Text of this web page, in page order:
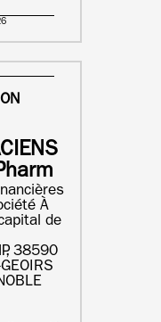
À
de
38590